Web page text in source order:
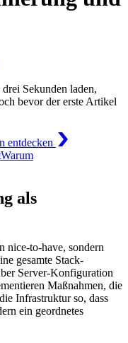
Sekunden laden,
bevor der erste Artikel
entdecken
Warum
als
nice-to-have, sondern
gesamte Stack-
Server-Konfiguration
Maßnahmen, die
Infrastruktur so, dass
ein geordnetes